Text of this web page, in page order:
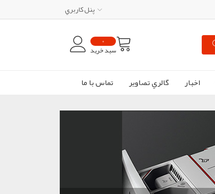
پنل کاربري
0
سبد خرید
اخبار گالري تصاوير تماس با ما